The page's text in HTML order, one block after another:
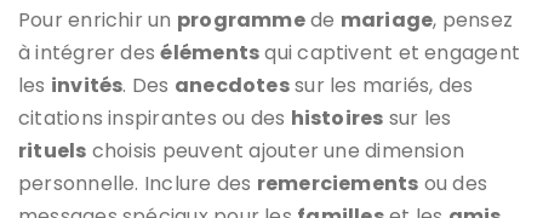
Pour enrichir un programmede mariage, pensez
à intégrer desélémentsqui captivent et engagent
les invités. Des anecdotessur les mariés, des
citations inspirantes ou des histoires sur les
rituels choisis peuvent ajouter une dimension
personnelle. Inclure des remerciements ou des